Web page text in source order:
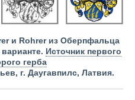
и Rohrer из Оберпфальца
Источник первого
герба
г. Даугавпилс, Латвия.